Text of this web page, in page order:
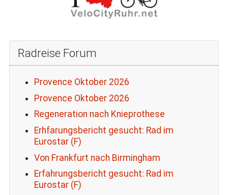
Radreise Forum
Provence Oktober 2026
Provence Oktober 2026
Regeneration nach Knieprothese
Erhfarungsbericht gesucht: Rad im
Eurostar (F)
Von Frankfurt nach Birmingham
Erfahrungsbericht gesucht: Rad im
Eurostar (F)